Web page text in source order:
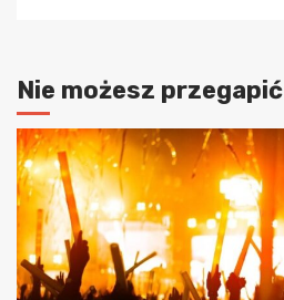
Nie możesz przegapić